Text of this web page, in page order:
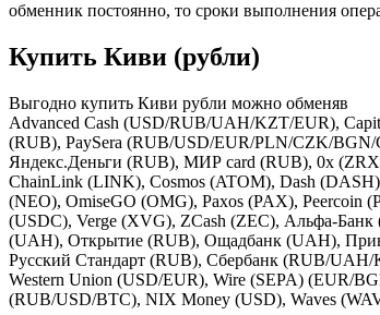
обменник постоянно, то сроки выполнения
Купить Киви (рубли)
Выгодно купить Киви рубли можно обменяв
Advanced Cash (USD/RUB/UAH/KZT/EUR),
(RUB), PaySera (RUB/USD/EUR/PLN/CZK/
Яндекс.Деньги (RUB), МИР card (RUB), 0x
ChainLink (LINK), Cosmos (ATOM), Dash
(NEO), OmiseGO (OMG), Paxos (PAX),
(USDC), Verge (XVG), ZCash (ZEC), Альфа-
(UAH), Открытие (RUB), Ощадбанк (UAH),
Русский Стандарт (RUB), Сбербанк (RUB/
Western Union (USD/EUR), Wire (SEPA) (EUR/
(RUB/USD/BTC), NIX Money (USD), Waves